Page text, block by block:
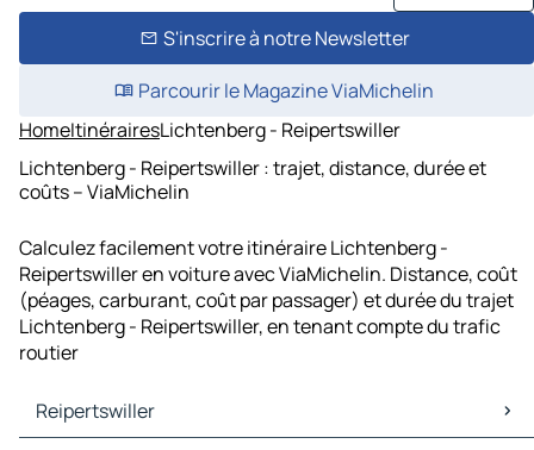
S'inscrire à notre Newsletter
Parcourir le Magazine ViaMichelin
HomeItinérairesLichtenberg - Reipertswiller
Lichtenberg - Reipertswiller : trajet, distance, durée et
coûts – ViaMichelin
Calculez facilement votre itinéraire Lichtenberg -
Reipertswiller en voiture avec ViaMichelin. Distance, coût
(péages, carburant, coût par passager) et durée du trajet
Lichtenberg - Reipertswiller, en tenant compte du trafic
routier
Reipertswiller